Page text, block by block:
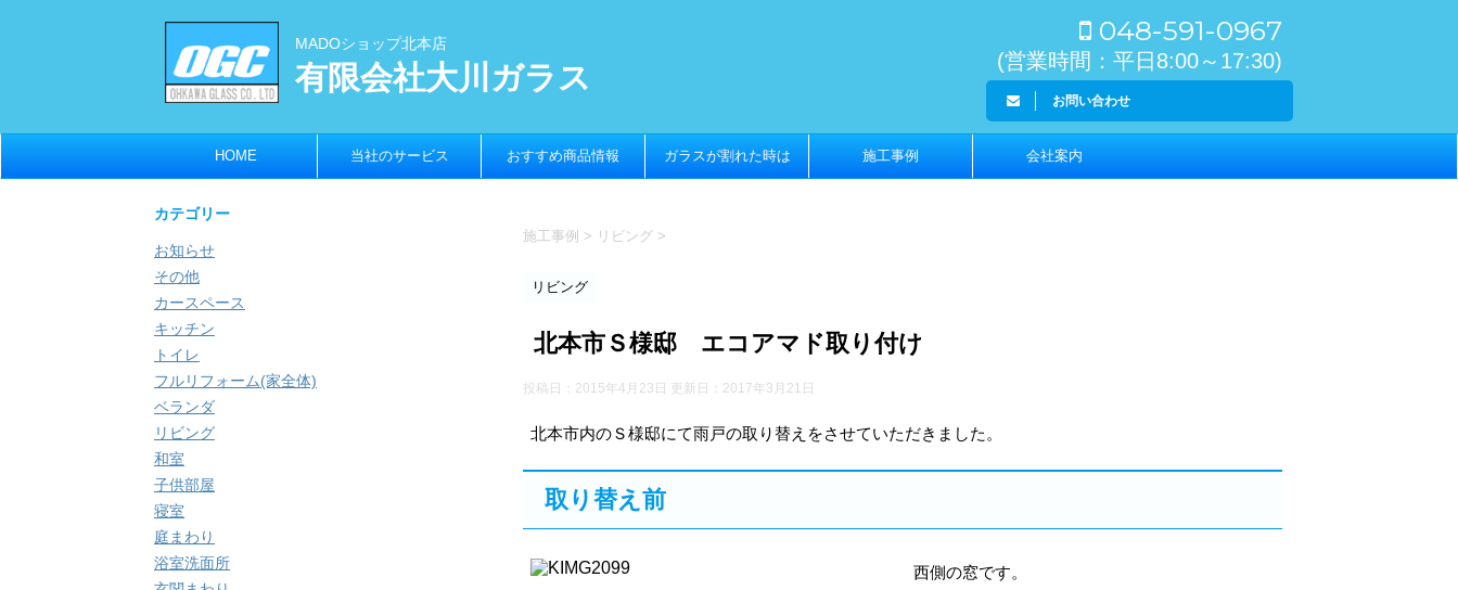
MADOショップ北本店
有限会社大川ガラス
048-591-0967
(営業時間：平日8:00～17:30)
お問い合わせ
HOME 当社のサービス おすすめ商品情報 ガラスが割れた時は 施工事例 会社案内
施工事例 > リビング >
リビング
北本市Ｓ様邸 エコアマド取り付け
投稿日：2015年4月23日 更新日： 2017年3月21日
北本市内のＳ様邸にて雨戸の取り替えをさせていただきました。
取り替え前
西側の窓です。
カテゴリー
お知らせ
その他
カースペース
キッチン
トイレ
フルリフォーム(家全体)
ベランダ
リビング
和室
子供部屋
寝室
庭まわり
浴室洗面所